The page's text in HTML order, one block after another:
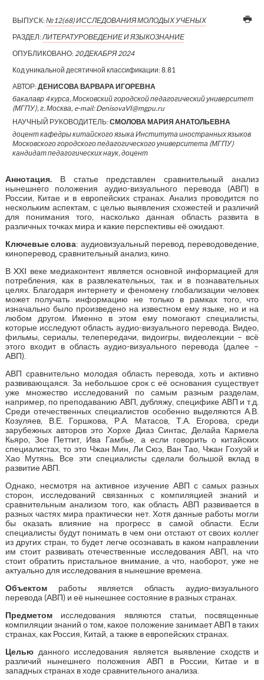
ВЫПУСК:№12(68) ИССЛЕДОВАНИЯ МОЛОДЫХ УЧЕНЫХ
РАЗДЕЛ:ЛИТЕРАТУРОВЕДЕНИЕ И ЯЗЫКОЗНАНИЕ
ОПУБЛИКОВАНО: 20 ДЕКАБРЯ 2024
Код уникальной десятичной классификации:8.81
АВТОР:ДЕНИСОВА ВАРВАРА ИГОРЕВНА
бакалавр 4 курса, Московский городской педагогический университет
(МГПУ), г. Москва, e-mail: DenisovaVI@mgpu.ru
НАУЧНЫЙ РУКОВОДИТЕЛЬ:СМОЛОВА МАРИЯ АНАТОЛЬЕВНА
доцент кафедры китайского языка Института иностранных языков
Московского городского педагогического университета (МГПУ)
кандидат педагогических наук, доцент
Аннотация.В статье представлен сравнительный анализ
нынешнего положения аудио-визуального перевода (АВП) в
России, Китае и в европейских странах. Анализ проводится по
нескольким аспектам, с целью выявления схожестей и различий
для понимания того, насколько данная область развита в
различных точках мира и какие перспективы её ожидают.
Ключевые слова: аудиовизуальный перевод, переводоведение,
киноперевод, сравнительный анализ, кино.
В XXI веке медиаконтент является основной информацией для
потребления, как в развлекательных, так и в познавательных
целях. Благодаря интернету и феномену глобализации человек
может получать информацию не только в рамках того, что
изначально было произведено на известном ему языке, но и на
любом другом. Именно в этом ему помогают специалисты,
которые исследуют область аудио-визуального перевода. Видео,
фильмы, сериалы, телепередачи, видоигры, видеолекции – всё
этого входит в область аудио-визуального перевода (далее –
АВП).
АВП сравнительно молодая область перевода, хоть и активно
развивающаяся. За небольшое срок с её основания существует
уже множество исследований по самым разным разделам,
например, по преподаванию АВП, дубляжу, специфике АВП и т.д.
Среди отечественных специалистов особенно выделяются А.В.
Козуляев, В.Е. Горшкова, Р.А. Матасов, Т.А. Егорова, среди
зарубежных авторов это Хорхе Диаз Синтас, Делайа Кармела
Кьяро, Зое Петтит, Ива Гамбье, а если говорить о китайских
специалистах, то это Чжан Мин, Ли Сюэ, Ван Тао, Чжан Гохуэй и
Хао Мутянь. Все эти специалисты сделали большой вклад в
развитие АВП.
Однако, несмотря на активное изучение АВП с самых разных
сторон, исследований связанных с компиляцией знаний и
сравнительным анализом того, как область АВП развивается в
разных частях мира практически нет. Хотя данные работы могли
бы оказать влияние на прогресс в самой области. Если
специалисты будут понимать в чем они отстают от своих коллег
из других стран, то будет легче осознавать в каком направлении
им стоит развивать отечественные исследования АВП, на что
стоит обратить пристальное внимание, а что, наоборот, уже не
актуально для исследования в нынешние времена.
Объектомработы является область аудио-визуального
перевода (АВП) и её нынешнее состояние в разных странах.
Предметомисследования являются статьи, посвященные
компиляции знаний о том, какое положение занимает АВП в таких
странах, как Россия, Китай, а также в европейских странах.
Цельюданного исследования является выявление сходств и
различий нынешнего положения АВП в России, Китае и в
западных странах в ходе сравнительного анализа.